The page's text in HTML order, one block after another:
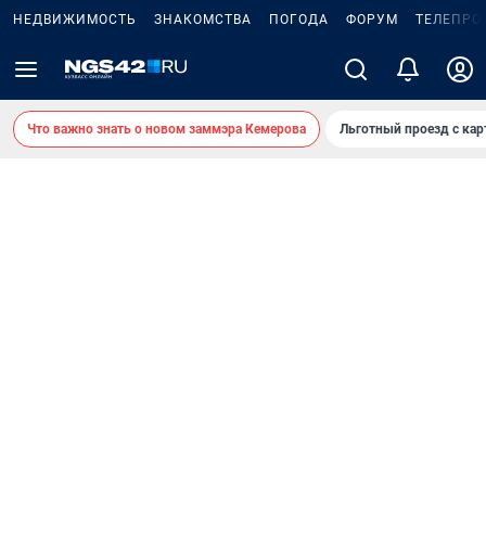
НЕДВИЖИМОСТЬ ЗНАКОМСТВА ПОГОДА ФОРУМ
Что важно знать о новом заммэра Кемерова Льготный проезд с